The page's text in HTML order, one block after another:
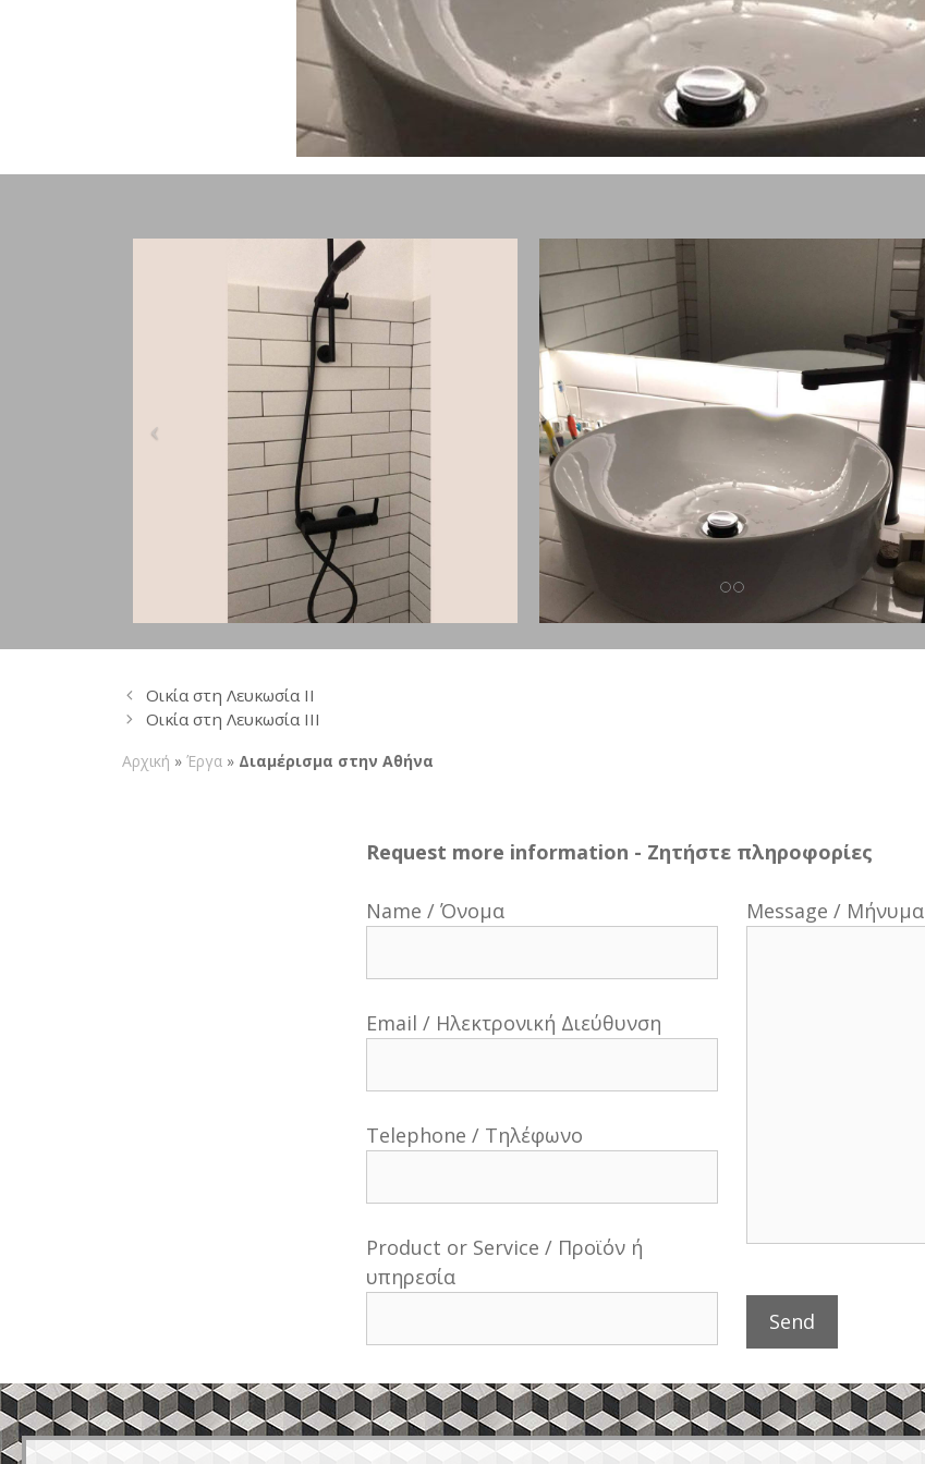
Οικία στη Λευκωσία ΙΙ
Οικία στη Λευκωσία ΙΙΙ
Αρχική » Έργα » Διαμέρισμα στην Αθήνα
Request more information - Ζητήστε πληροφορίες
Name / Όνομα
Email / Ηλεκτρονική Διεύθυνση
Telephone / Τηλέφωνο
Product or Service / Προϊόν ή
υπηρεσία
Message / Μήνυμα